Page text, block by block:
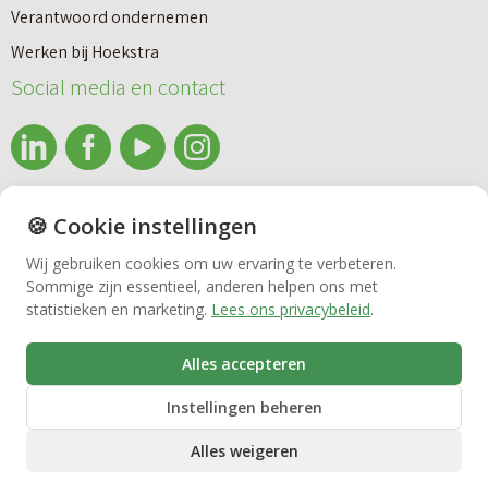
Nieuwbouw
Huren
Bedrijfsmakelaardij
Vastgoedbeheer
VvE beheer
Zorgwoningen
i
e
u
o
w
u
Verantwoord ondernemen
Werken bij Hoekstra
Social media en contact
info@makelaardijhoekstra.nl
Alle contactgegevens
Bekijk de laatste nieuwsbrief van Makelaardij Hoekstra
Inschrijven nieuwsbrief Makelaardij Hoekstra
🍪 Cookie instellingen
Wij gebruiken cookies om uw ervaring te verbeteren.
Sommige zijn essentieel, anderen helpen ons met
statistieken en marketing. Lees ons privacybeleid.
Alles accepteren
Instellingen beheren
Alles weigeren